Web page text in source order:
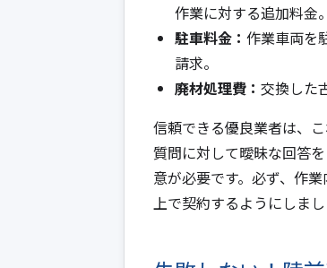
作業に対する追加料金。
駐車料金： 作業車両を
請求。
廃材処理費： 交換した
信頼できる優良業者は、
質問に対して曖昧な回答
意が必要です。必ず、作
上で契約するようにしまし